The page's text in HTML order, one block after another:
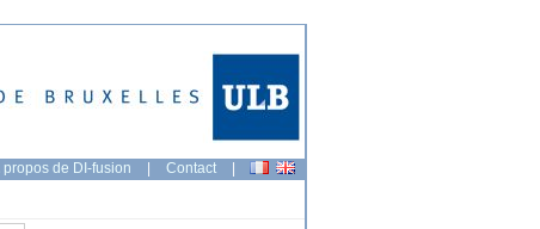
propos de DI-fusion | Contact |